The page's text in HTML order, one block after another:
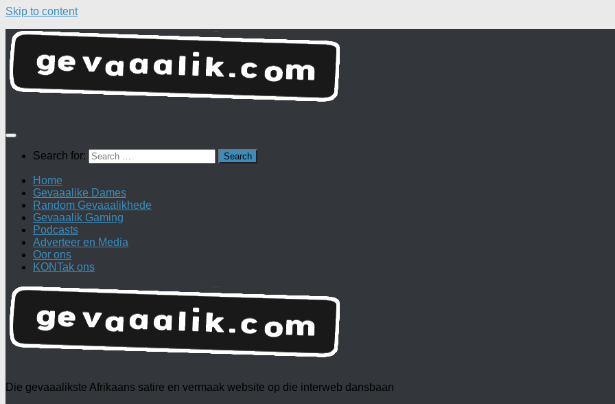
Skip to content
Search for:
Home
Gevaaalike Dames
Random Gevaaalikhede
Gevaaalik Gaming
Podcasts
Adverteer en Media
Oor ons
KONTak ons
Die gevaaalikste Afrikaans satire en vermaak website op die interweb dansbaan